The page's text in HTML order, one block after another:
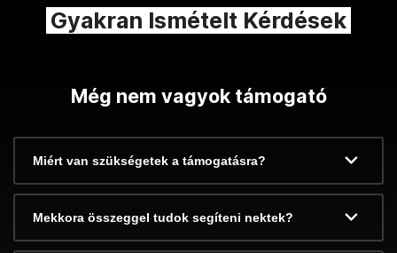
Gyakran Ismételt Kérdések
Még nem vagyok támogató
Miért van szükségetek a támogatásra?
Mekkora összeggel tudok segíteni nektek?